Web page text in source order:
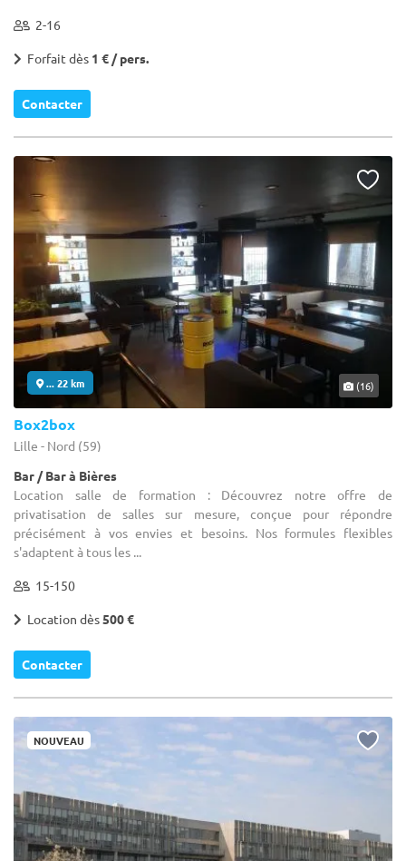
2-16
Forfait dès 1 € / pers.
Contacter
... 22 km (16)
Box2box
Lille - Nord (59)
Bar / Bar à Bières
Location salle de formation : Découvrez notre offre de
privatisation de salles sur mesure, conçue pour répondre
précisément à vos envies et besoins. Nos formules flexibles
s'adaptent à tous les ...
15-150
Location dès 500 €
Contacter
NOUVEAU